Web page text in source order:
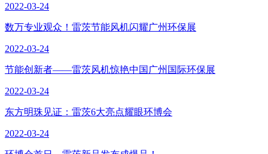
2022-03-24
数万专业观众！雷茨节能风机闪耀广州环保展
2022-03-24
节能创新者——雷茨风机惊艳中国广州国际环保展
2022-03-24
东方明珠见证：雷茨6大亮点耀眼环博会
2022-03-24